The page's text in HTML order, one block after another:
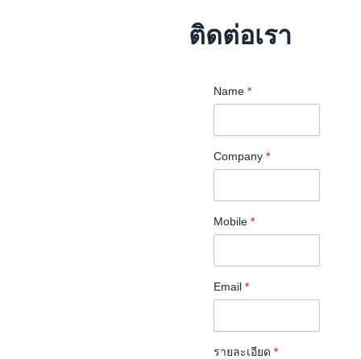
ติดต่อเรา
Name *
Company *
Mobile *
Email *
รายละเอียด *